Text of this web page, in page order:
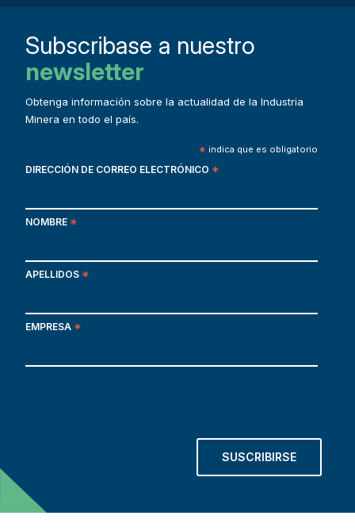
Subscribase a nuestro
newsletter
Obtenga información sobre la actualidad de la Industria
Minera en todo el país.
* indica que es obligatorio
DIRECCIÓN DE CORREO ELECTRÓNICO *
NOMBRE *
APELLIDOS *
EMPRESA *